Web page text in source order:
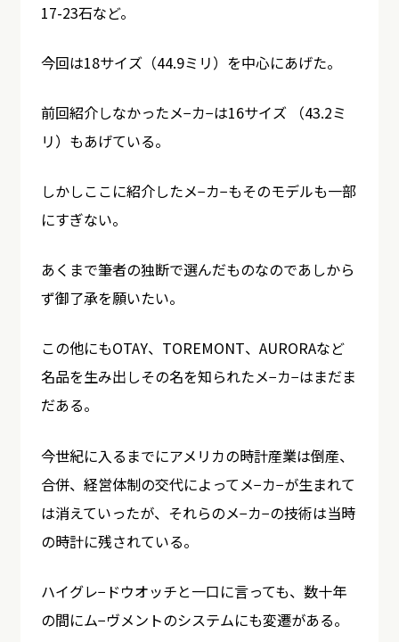
17-23石など。
今回は18サイズ（44.9ミリ）を中心にあげた。
前回紹介しなかったメ−カ−は16サイズ （43.2ミ
リ）もあげている。
しかしここに紹介したメ−カ−もそのモデルも一部
にすぎない。
あくまで筆者の独断で選んだものなのであしから
ず御了承を願いたい。
この他にもOTAY、TOREMONT、AURORAなど
名品を生み出しその名を知られたメ−カ−はまだま
だある。
今世紀に入るまでにアメリカの時計産業は倒産、
合併、経営体制の交代によってメ−カ−が生まれて
は消えていったが、それらのメ−カ−の技術は当時
の時計に残されている。
ハイグレ−ドウオッチと一口に言っても、数十年
の間にム−ヴメントのシステムにも変遷がある。